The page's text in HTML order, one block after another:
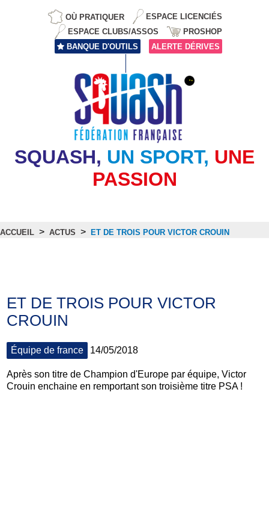
OÙ PRATIQUER
ESPACE LICENCIÉS
ESPACE CLUBS/ASSOS
PROSHOP
BANQUE D'OUTILS
ALERTE DÉRIVES
SQUASH, UN SPORT, UNE
PASSION
ACCUEIL > ACTUS > ET DE TROIS POUR VICTOR CROUIN
ET DE TROIS POUR VICTOR
CROUIN
Équipe de france 14/05/2018
Après son titre de Champion d'Europe par équipe, Victor
Crouin enchaine en remportant son troisième titre PSA !